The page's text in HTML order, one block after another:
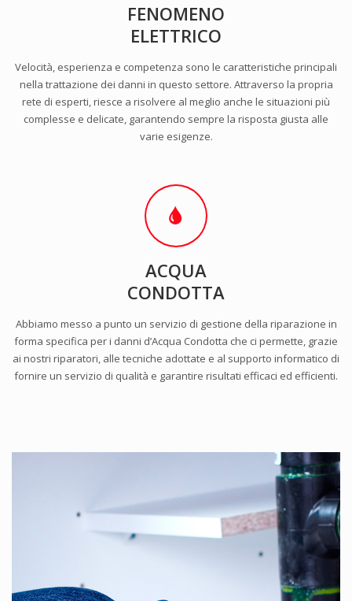
FENOMENO
ELETTRICO
Velocità, esperienza e competenza sono le caratteristiche principali
nella trattazione dei danni in questo settore. Attraverso la propria
rete di esperti, riesce a risolvere al meglio anche le situazioni più
complesse e delicate, garantendo sempre la risposta giusta alle
varie esigenze.
ACQUA
CONDOTTA
Abbiamo messo a punto un servizio di gestione della riparazione in
forma specifica per i danni d’Acqua Condotta che ci permette, grazie
ai nostri riparatori, alle tecniche adottate e al supporto informatico di
fornire un servizio di qualità e garantire risultati efficaci ed efficienti.